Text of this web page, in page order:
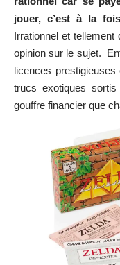
jouer, c’est à la
Irrationnel et
opinion sur le sujet.
licences prestigieuses
trucs exotiques
gouffre financier que